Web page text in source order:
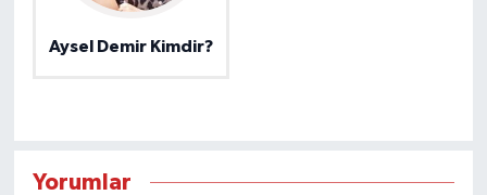
Aysel Demir Kimdir?
Yorumlar